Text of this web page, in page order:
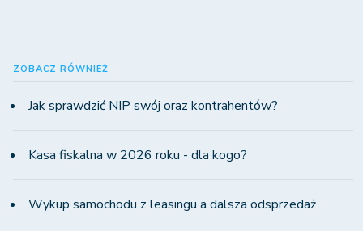
ZOBACZ RÓWNIEŻ
Jak sprawdzić NIP swój oraz kontrahentów?
Kasa fiskalna w 2026 roku - dla kogo?
Wykup samochodu z leasingu a dalsza odsprzedaż